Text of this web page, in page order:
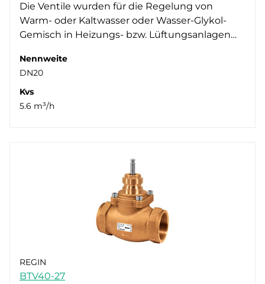
Die Ventile wurden für die Regelung von
Warm- oder Kaltwasser oder Wasser-Glykol-
Gemisch in Heizungs- bzw. Lüftungsanlagen…
Nennweite
DN20
Kvs
5.6 m³/h
REGIN
BTV40-27